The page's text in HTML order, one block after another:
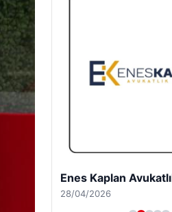
Enes Kaplan
28/04/2026